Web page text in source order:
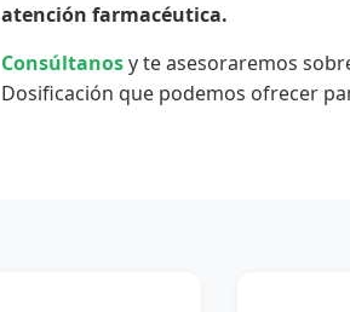
atención farmacéutica.
Consúltanosy te asesoraremos
Dosificación que podemos ofrecer